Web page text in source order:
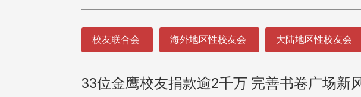
校友联合会 海外地区性校友会 大陆地区性校友会
33位金鹰校友捐款逾2千万 完善书卷广场新
头版 热门焦点 头版 热门焦